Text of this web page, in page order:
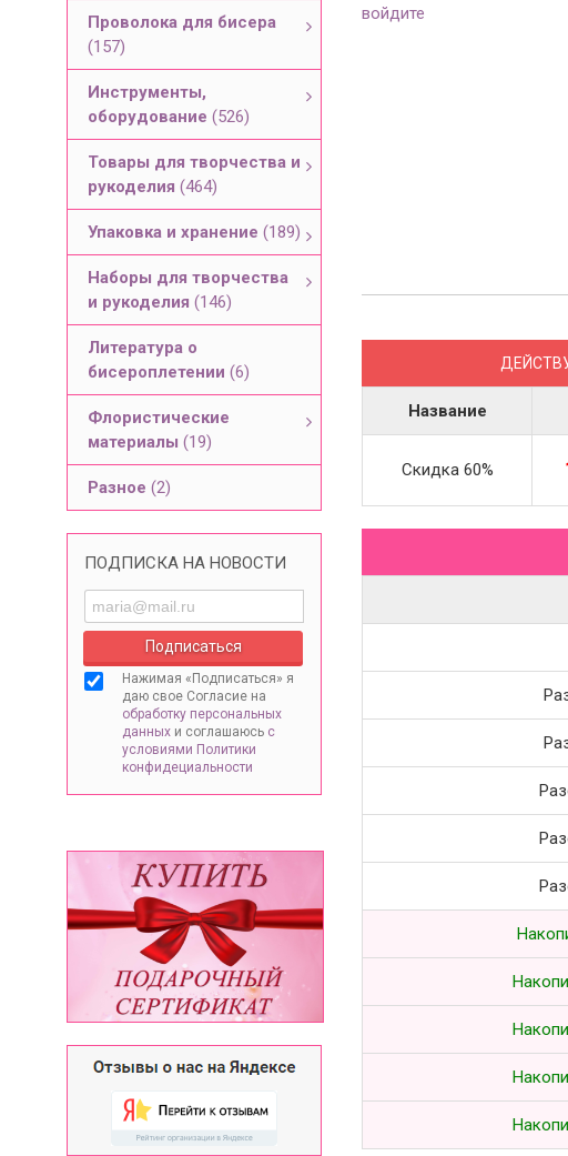
Проволока для бисера
(157)
Инструменты,
оборудование (526)
Товары для творчества и
рукоделия (464)
Упаковка и хранение (189)
Наборы для творчества
и рукоделия (146)
Литература о
бисероплетении (6)
Флористические
материалы (19)
Разное (2)
ПОДПИСКА НА НОВОСТИ
Нажимая «Подписаться» я
даю свое Согласие на
обработку персональных
данных и соглашаюсь с
условиями Политики
конфидециальности
войдите
Название
Скидка 60%